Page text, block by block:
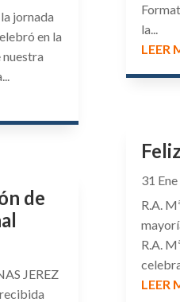
jornada
en la
nuestra
de
JEREZ
la...
LEER
31
R.A.
R.A.
LEER